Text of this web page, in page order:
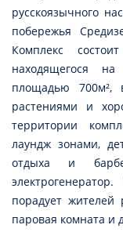
русскоязычного
побережья
Комплекс
находящегося
площадью 700м²,
растениями и
территории
лаундж зонами,
отдыха и
порадует жителей
паровая комната и